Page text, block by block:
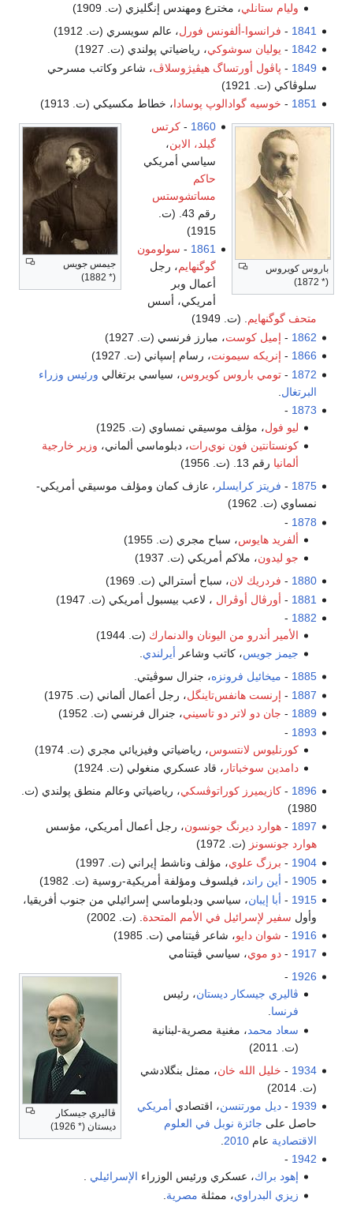
وليام ستانلي، مخترع ومهندس إنگليزي (ت. 1909)
1841
- فرانسوا-ألفونس فورل، عالم سويسري (ت. 1912)
1842
- يوليان سوشوكي، رياضياتي پولندي (ت. 1927)
1849
- پاڤول أورتساگ هيڤيژوسلاڤ، شاعر وكاتب مسرحي
سلوڤاكي (ت. 1921)
1851
- خوسيه گوادالوپ پوسادا، خطاط مكسيكي (ت. 1913)
باروس كويروس
(* 1872)
جيمس جويس
(* 1882)
1860
- كرتس
گيلد، الابن،
سياسي أمريكي
حاكم
مساتشوستس
رقم 43. (ت.
1915)
1861
- سولومون
گوگنهايم، رجل
أعمال وبر
أمريكي، أسس
متحف گوگنهايم. (ت. 1949)
1862
- إميل كوست، مبارز فرنسي (ت. 1927)
1866
- إنريكه سيمونت، رسام إسپاني (ت. 1927)
1872
-تومي باروس كويروس، سياسي برتغالي ورئيس وزراء
البرتغال
1873
-
ليو فول، مؤلف موسيقي نمساوي (ت. 1925)
كونستانتين فون نوي‌رات، دبلوماسي ألماني، وزير خارجية
ألمانيا رقم 13. (ت. 1956)
1875
- فريتز كرايسلر ، عازف كمان ومؤلف موسيقي أمريكي-
نمساوي (ت. 1962)
1878
-
ألفريد هايوس، سباح مجري (ت. 1955)
جو ليدون، ملاكم أمريكي (ت. 1937)
1880
- فردريك لان، سباح أسترالي (ت. 1969)
1881
- أورڤال أوڤرال ، لاعب بيسبول أمريكي (ت. 1947)
1882
-
الأمير أندرو من اليونان والدنمارك (ت. 1944)
جيمز جويس، كاتب وشاعر أيرلندي.
1885
- ميخائيل فرونزه، جنرال سوڤيتي.
1887
- إرنست هانفس‌تاينگل، رجل أعمال ألماني (ت. 1975)
1889
- جان دو لاتر دو تاسيني، جنرال فرنسي (ت. 1952)
1893
-
كورنليوس لانتسوس، رياضياتي وفيزيائي مجري (ت. 1974)
دامدين سوخباتار ، قاد عسكري منغولي (ت. 1924)
1896
-كازيميرز كوراتوڤسكي، رياضياتي وعالم منطق پولندي (ت.
1980)
1897
-هوارد ديرنگ جونسون، رجل أعمال أمريكي، مؤسس
هوارد جونسونز (ت. 1972)
1904
- برزگ علوي، مؤلف وناشط إيراني (ت. 1997)
1905
- أين راند، فيلسوف ومؤلفة أمريكية-روسية (ت. 1982)
1915
- أبا إيبان، سياسي ودبلوماسي إسرائيلي من جنوب أفريقيا،
وأول سفير لإسرائيل في الأمم المتحدة . (ت. 2002)
1916
- شوان دايو، شاعر ڤيتنامي (ت. 1985)
1917
-دو موي، سياسي ڤيتنامي
ڤاليري جيسكار
ديستان (* 1926)
1926
-
ڤاليري جيسكار ديستان، رئيس
فرنسا.
سعاد محمد، مغنية مصرية-لبنانية
(ت. 2011)
1934
- خليل الله خان، ممثل بنگلادشي
(ت. 2014)
1939
-ديل مورتنسن، اقتصادي أمريكي
حاصل على جائزة نوبل في العلوم
الاقتصادية عام2010
1942
-
إهود براك، عسكري ورئيس الوزراء الإسرائيلي .
زيزي البدراوي، ممثلة مصرية